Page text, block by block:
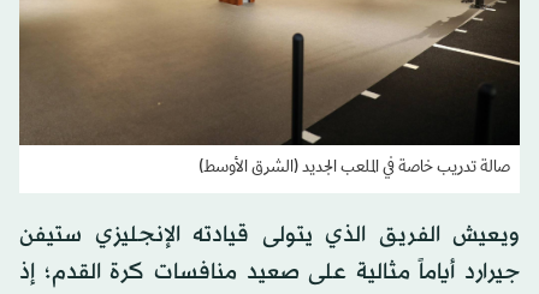
صالة تدريب خاصة في الملعب الجديد (الشرق الأوسط)
ويعيش الفريق الذي يتولى قيادته الإنجليزي ستيفن
جيرارد أياماً مثالية على صعيد منافسات كرة القدم؛ إذ